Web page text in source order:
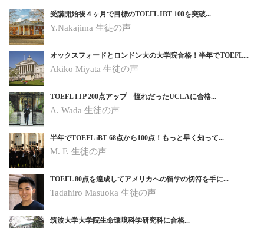
受講開始後４ヶ月で目標のTOEFL IBT 100を突破...
Y.Nakajima 生徒の声
オックスフォードとロンドン大の大学院合格！半年でTOEFL...
Akiko Miyata 生徒の声
TOEFL ITP 200点アップ 憧れだったUCLAに合格...
A. Wada 生徒の声
半年でTOEFL iBT 68点から100点！もっと早く知って...
M. F. 生徒の声
TOEFL 80点を達成してアメリカへの留学の切符を手に...
Tadahiro Masuoka 生徒の声
筑波大学大学院生命環境科学研究科に合格...